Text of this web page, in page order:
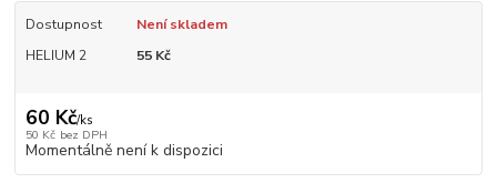
Dostupnost
Není skladem
HELIUM 2
55 Kč
60 Kč/ks
50 Kč bez DPH
Momentálně není k dispozici